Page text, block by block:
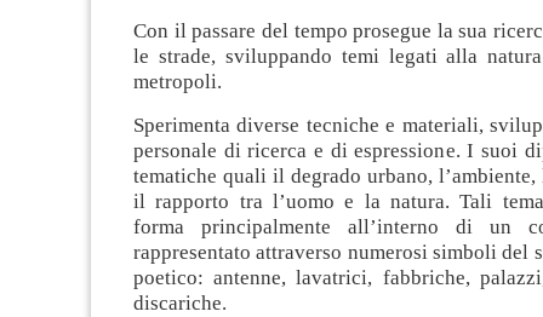
Con il passare del tempo prosegue la sua
le strade, sviluppando temi legati alla
metropoli.
Sperimenta diverse tecniche e materiali,
personale di ricerca e di espressione. I suoi
tematiche quali il degrado urbano, l’ambiente,
il rapporto tra l’uomo e la natura. Tali
forma principalmente all’interno di un
rappresentato attraverso numerosi simboli del
poetico: antenne, lavatrici, fabbriche,
discariche.